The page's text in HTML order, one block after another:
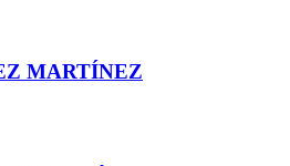
MARTÍNEZ